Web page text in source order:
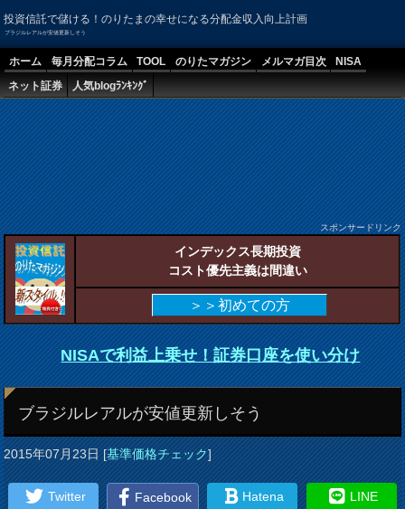
投資信託で儲ける！のりたまの幸せになる分配金収入向上計画
ブラジルレアルが安値更新しそう
ホーム 毎月分配コラム TOOL のりたマガジン メルマガ目次
NISA
ネット証券
人気blogﾗﾝｷﾝｸﾞ
スポンサードリンク
インデックス長期投資
コスト優先主義は間違い
＞＞初めての方
NISAで利益上乗せ！証券口座を使い分け
ブラジルレアルが安値更新しそう
2015年07月23日[基準価格チェック]
Twitter Facebook Hatena LINE